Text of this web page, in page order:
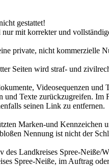
gestattet!
mit korrekter und
private, nicht kommerzielle
Seiten wird straf- und
Videosequenzen
Texte zurückzugreifen.
seinen Link zu entfernen.
Marken-und
Nennung ist nicht der
des Landkreises Spree-
Spree-Neiße, im Auftrag